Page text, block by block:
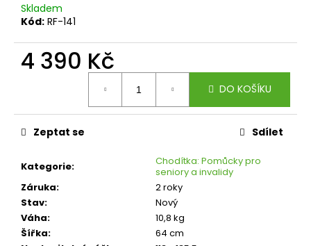
Skladem
Kód: RF-141
4 390 Kč
DO KOŠÍKU
Kategorie:
Chodítka: Pomůcky pro
seniory a invalidy
Záruka:
2 roky
Stav:
Nový
Váha:
10,8 kg
Šířka:
64 cm
Zeptat se Sdílet
u
u
e